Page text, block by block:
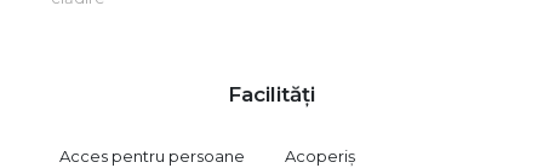
Facilități
Acces pentru persoane
Acoperiș